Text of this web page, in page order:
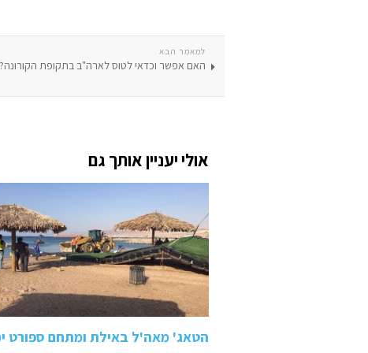
למאמר הבא
האם אפשר וכדאי לטוס לארה"ב בתקופת הקורונה?
אולי יעניין אותך גם
הטאג' מאה'ל באילת ומתחם ספורט